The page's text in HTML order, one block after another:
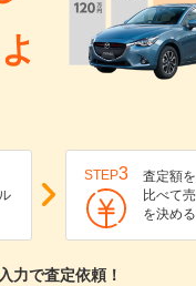
STEP3
査定額を
比べて
を決める
力で査定依頼！